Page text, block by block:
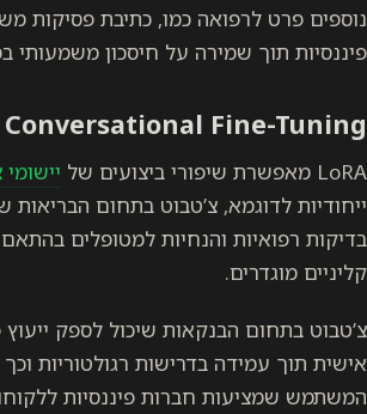
נוספים פרט לרפואה כמו, כתיבת פסיקות
פיננסיות תוך שמירה על חיסכון משמעותי
Conversational Fine-Tuning 🗣️
LoRA מאפשרת שיפורי ביצועים של
ייחודיות לדוגמא, צ’טבוט בתחום
בדיקות רפואיות והנחיות למטופלים
קליניים מוגדרים.
צ’טבוט בתחום הבנקאות שיכול לספק ייעוץ
אישית תוך עמידה בדרישות רגולטוריות
המשתמש שמציעות חברות פיננסיות